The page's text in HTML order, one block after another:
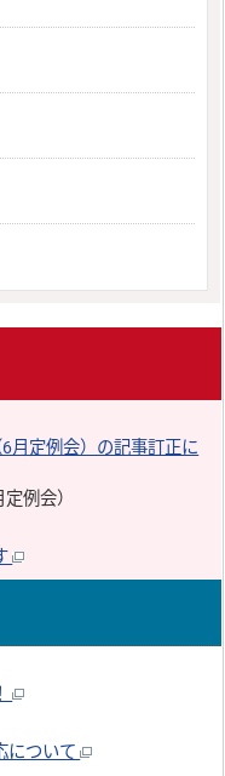
月定例会）の記事訂正に
例会）
について